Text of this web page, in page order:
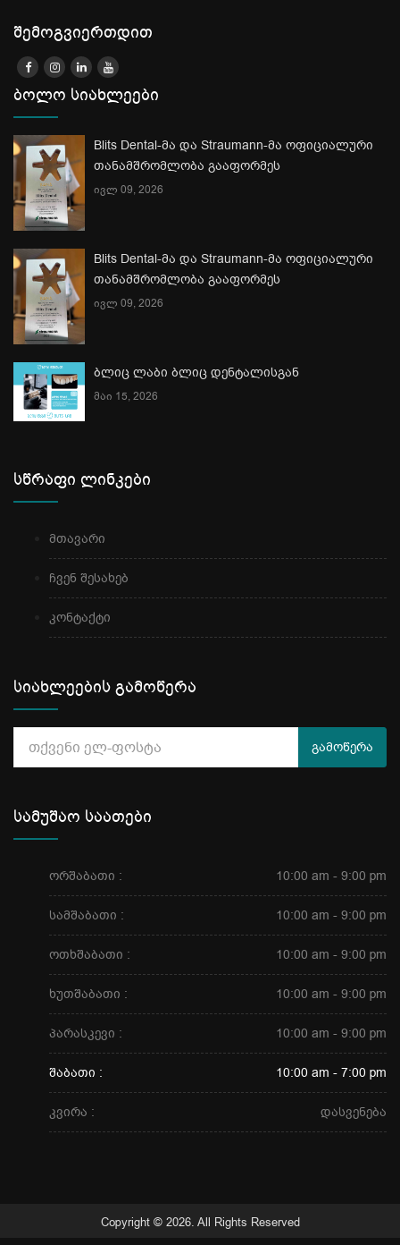
შემოგვიერთდით
ბოლო სიახლეები
Blits Dental-მა და Straumann-მა ოფიციალური
თანამშრომლობა გააფორმეს
ივლ 09, 2026
Blits Dental-მა და Straumann-მა ოფიციალური
თანამშრომლობა გააფორმეს
ივლ 09, 2026
ბლიც ლაბი ბლიც დენტალისგან
მაი 15, 2026
სწრაფი ლინკები
მთავარი
ჩვენ შესახებ
კონტაქტი
სიახლეების გამოწერა
გამოწერა
სამუშაო საათები
ორშაბათი : 10:00 am - 9:00 pm
სამშაბათი : 10:00 am - 9:00 pm
ოთხშაბათი : 10:00 am - 9:00 pm
ხუთშაბათი : 10:00 am - 9:00 pm
პარასკევი : 10:00 am - 9:00 pm
შაბათი : 10:00 am - 7:00 pm
კვირა : დასვენება
Copyright © 2026. All Rights Reserved